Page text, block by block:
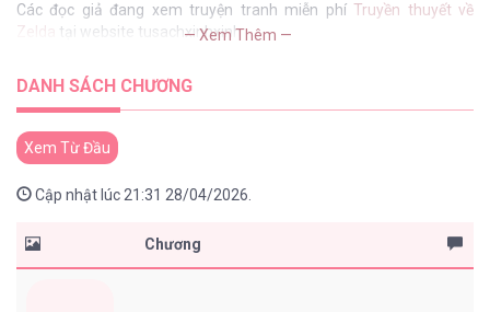
Các đọc giả đang xem truyện tranh miễn phíTruyền thuyết về
Zelda
tại website tusachxinhxinh
— Xem Thêm —
DANH SÁCH CHƯƠNG
Xem Từ Đầu
Cập nhật lúc 21:31 28/04/2026.
Chương